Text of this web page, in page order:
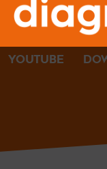
YOUTUBE